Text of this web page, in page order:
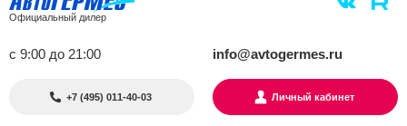
Официальный дилер
с 9:00 до 21:00 info@avtogermes.ru
+7 (495) 011-40-03 Личный кабинет